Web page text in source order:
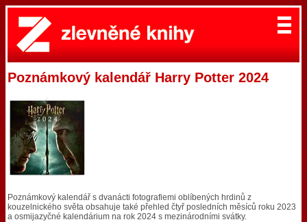
Poznámkový kalendář Harry Potter 2024
Poznámkový kalendář s dvanácti fotografiemi oblíbených hrdinů z
kouzelnického světa obsahuje také přehled čtyř posledních měsíců roku 2023
a osmijazyčné kalendárium na rok 2024 s mezinárodními svátky.